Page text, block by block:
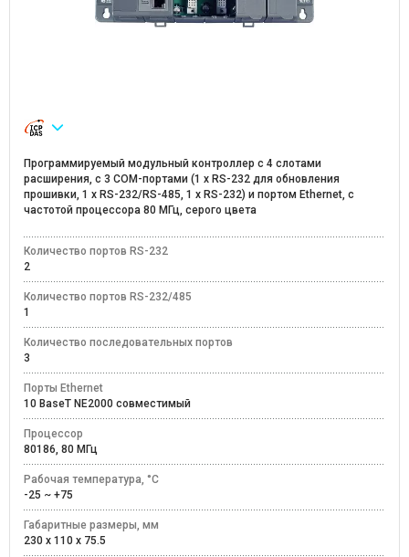
Программируемый модульный контроллер с 4 слотами
расширения, с 3 COM-портами (1 x RS-232 для обновления
прошивки, 1 x RS-232/RS-485, 1 x RS-232) и портом Ethernet, с
частотой процессора 80 МГц, серого цвета
Количество портов RS-232
2
Количество портов RS-232/485
1
Количество последовательных портов
3
Порты Ethernet
10 BaseT NE2000 совместимый
Процессор
80186, 80 МГц
Рабочая температура, °C
-25 ~ +75
Габаритные размеры, мм
230 x 110 x 75.5